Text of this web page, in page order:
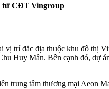
từ CĐT Vingroup
vị trí đắc địa thuộc khu đô thị
Huy Mân. Bên cạnh đó,
trung tâm thương mại Aeon